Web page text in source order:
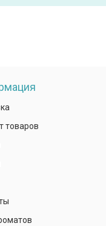
товаров